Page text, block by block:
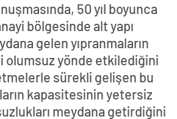
50 yıl boyunca
bölgesinde alt yapı
gelen yıpranmaların
olumsuz yönde etkilediğini
sürekli gelişen bu
kapasitesinin yetersiz
meydana getirdiğini